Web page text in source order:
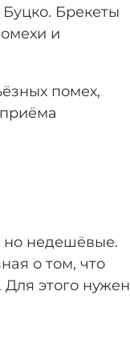
Брекеты
и
помех,
недешёвые.
о том, что
этого нужен